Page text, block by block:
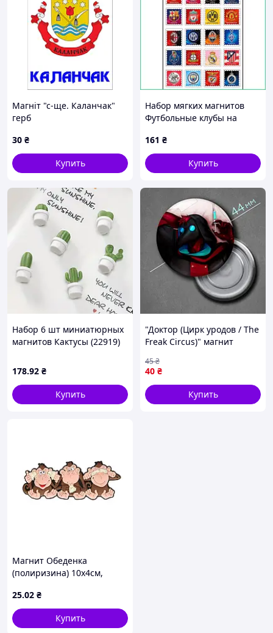
Магніт "с-ще. Каланчак"
герб
30 ₴
Купить
Набор мягких магнитов
Футбольные клубы на
детей декор и обучение
эмблемы команд
161 ₴
Купить
Набор 6 шт миниатюрных
магнитов Кактусы (22919)
178.92 ₴
Купить
"Доктор (Цирк уродов / The
Freak Circus)" магнит
40 ₴
45₴
Купить
Магнит Обеденка
(полиризина) 10х4см,
25.02 ₴
Купить